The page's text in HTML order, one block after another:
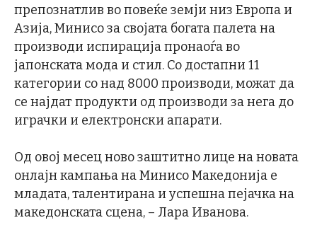
препознатлив во повеќе земји низ Европа и
Азија, Минисо за својата богата палета на
производи испирација пронаоѓа во
јапонската мода и стил. Со достапни 11
кaтегории со над 8000 производи, можат да
се најдат продукти од производи за нега до
играчки и електронски апарати.
Од овој месец ново заштитно лице на новата
онлајн кампања на Минисо Македонија е
младата, талентирана и успешна пејачка на
македонската сцена, – Лара Иванова.